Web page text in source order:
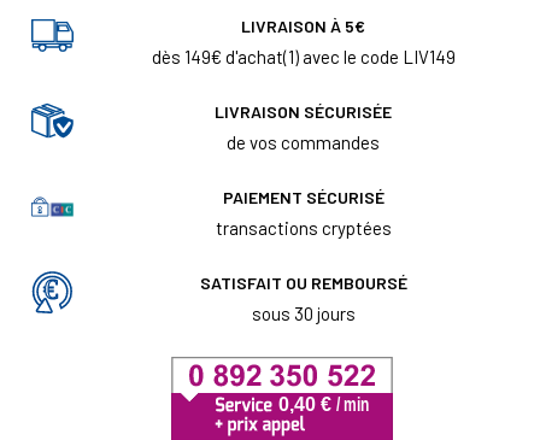
LIVRAISON À 5€
dès 149€ d'achat(1) avec le code LIV149
LIVRAISON SÉCURISÉE
de vos commandes
PAIEMENT SÉCURISÉ
transactions cryptées
SATISFAIT OU REMBOURSÉ
sous 30 jours